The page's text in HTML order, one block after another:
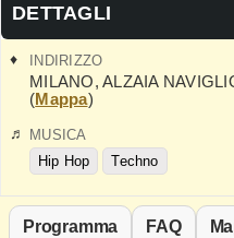
DETTAGLI
INDIRIZZO
MILANO, ALZAIA
(Mappa)
MUSICA
Hip Hop
Techno
Programma FAQ